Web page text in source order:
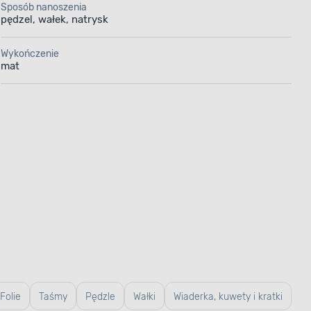
już
pomocą
która
Sposób nanoszenia
pędzel, wałek, natrysk
Wykończenie
mat
Folie Taśmy Pędzle Wałki Wiaderka, kuwety i kratki